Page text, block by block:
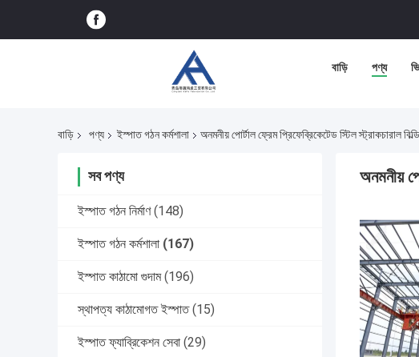
বাড়ি পণ্য
বাড়ি পণ্য ইস্পাত গঠন কর্মশালা অনমনীয় পোর্টাল ফ্রেম প্রিফেব্রিকেটেড স্টিল স্ট্রাকচারাল
সব পণ্য
ইস্পাত গঠন নির্মাণ (148)
ইস্পাত গঠন কর্মশালা (167)
ইস্পাত কাঠামো গুদাম (196)
স্থাপত্য কাঠামোগত ইস্পাত (15)
ইস্পাত ফ্যাব্রিকেশন সেবা (29)
অনমনীয়